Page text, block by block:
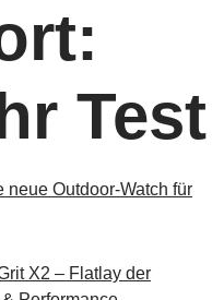
Test
neue Outdoor-Watch für